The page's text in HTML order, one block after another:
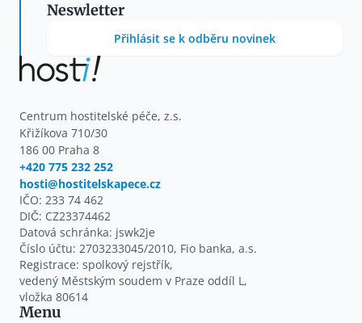
Neswletter
Přihlásit se k odběru novinek
Centrum hostitelské péče, z.s.
Křižíkova 710/30
186 00 Praha 8
+420 775 232 252
hosti@hostitelskapece.cz
IČO: 233 74 462
DIČ: CZ23374462
Datová schránka: jswk2je
Číslo účtu: 2703233045/2010, Fio banka, a.s.
Registrace: spolkový rejstřík,
vedený Městským soudem v Praze oddíl L,
vložka 80614
Menu